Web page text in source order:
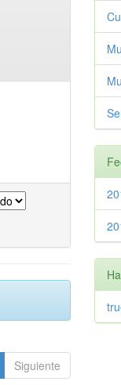
Siguiente